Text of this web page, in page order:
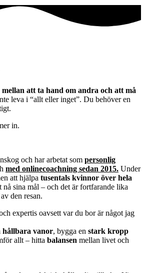
att ta hand om andra och att må
leva i “allt eller inget”. Du behöver en
in.
och har arbetat som personlig
med onlinecoachning sedan 2015. Under
att hjälpa tusentals kvinnor över hela
nå sina mål – och det är fortfarande lika
den resan.
expertis oavsett var du bor är något jag
hållbara vanor, bygga en stark kropp
allt – hitta balansen mellan livet och